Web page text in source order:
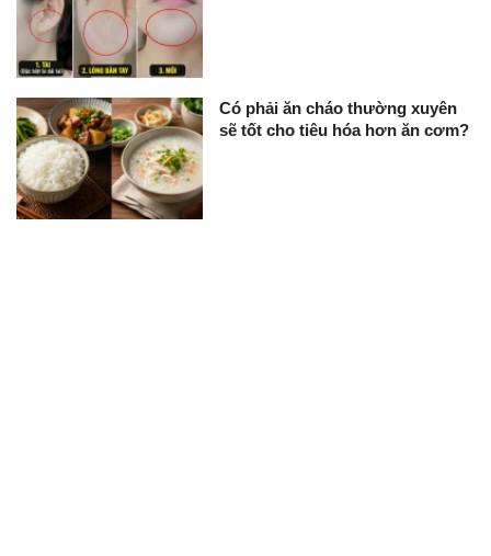
Có phải ăn cháo thường xuyên
sẽ tốt cho tiêu hóa hơn ăn cơm?